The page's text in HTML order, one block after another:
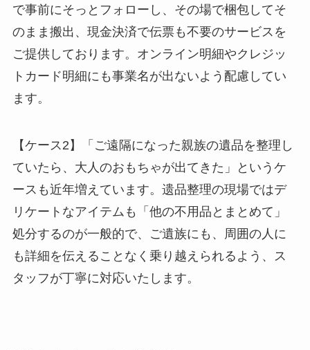
で事前にそっとフォローし、その場で梱包してそ
のまま搬出、現金決済で伝票も不要のサービスを
ご提供しております。オンライン明細やクレジッ
トカード明細にも事業名が出ないよう配慮してい
ます。
【ケース2】「ご遠隔になった親族の遺品を整理し
ていたら、大人のおもちゃが出てきた」というケ
ースも近年増えています。遗品整理の現場ではデ
リケートなアイテムも「他の不用品とまとめて」
処分するのが一般的で、ご遺族にも、周囲の人に
も詳細を伝えることなく乗り越えられるよう、ス
タッフが丁寧に対応いたします。